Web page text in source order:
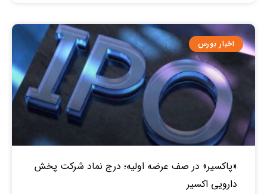
اخبار بورس
«پاکسیر» در صف عرضه اولیه؛ درج نماد شرکت پخش
دارویی اکسیر